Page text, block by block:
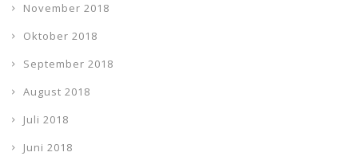
November 2018
Oktober 2018
September 2018
August 2018
Juli 2018
Juni 2018